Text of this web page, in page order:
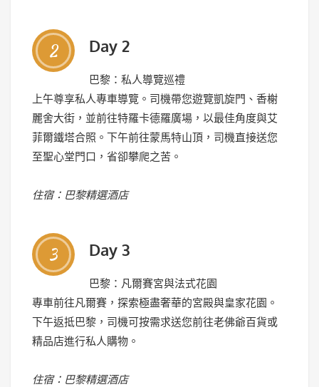
2 Day 2
巴黎：私人導覽巡禮
上午尊享私人專車導覽。司機帶您遊覽凱旋門、香榭
麗舍大街，並前往特羅卡德羅廣場，以最佳角度與艾
菲爾鐵塔合照。下午前往蒙馬特山頂，司機直接送您
至聖心堂門口，省卻攀爬之苦。
住宿：巴黎精選酒店
3 Day 3
巴黎：凡爾賽宮與法式花園
專車前往凡爾賽，探索極盡奢華的宮殿與皇家花園。
下午返抵巴黎，司機可按需求送您前往老佛爺百貨或
精品店進行私人購物。
住宿：巴黎精選酒店